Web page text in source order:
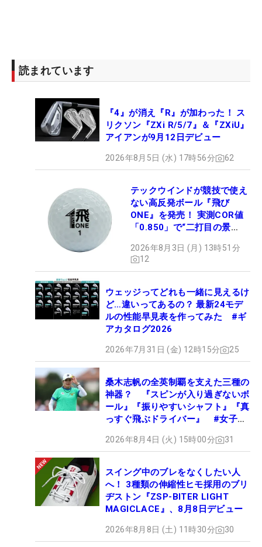
読まれています
『4』が消え『R』が加わった！ ス
リクソン『ZXi R/5/7』＆『ZXiU』
アイアンが9月12日デビュー
2026年8月5日 (水) 17時56分 62
テックウインドが競技で使え
ない高反発ボール『飛び
ONE』を発売！ 実測COR値
「0.850」で“二打目の景
2026年8月3日 (月) 13時51分
12
ウェッジってどれも一緒に見えるけ
ど…違いってあるの？ 最新24モデ
ルの性能早見表を作ってみた #ギ
アカタログ2026
2026年7月31日 (金) 12時15分 25
桑木志帆の全英制覇を支えた三種の
神器？ 『スピンが入り過ぎないボ
ール』『振りやすいシャフト』『真
っすぐ飛ぶドライバー』 #女子プ
2026年8月4日 (火) 15時00分 31
スイング中のブレをなくしたい人
へ！ 3種類の伸縮性ヒモ採用のブリ
ヂストン『ZSP-BITER LIGHT
MAGICLACE』、8月8日デビュー
2026年8月8日 (土) 11時30分 30